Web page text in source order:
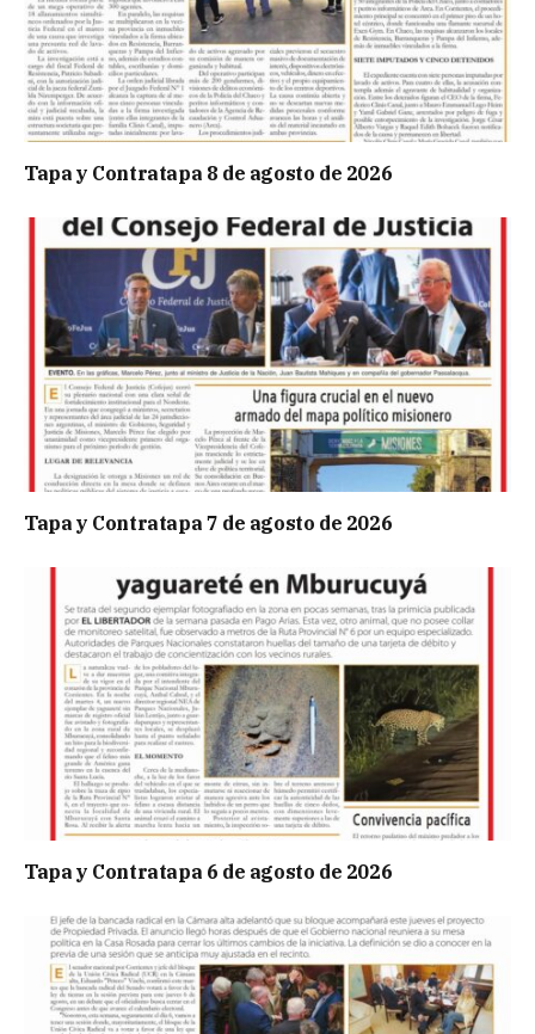
Tapa y Contratapa 8 de agosto de 2026
Tapa y Contratapa 7 de agosto de 2026
Tapa y Contratapa 6 de agosto de 2026